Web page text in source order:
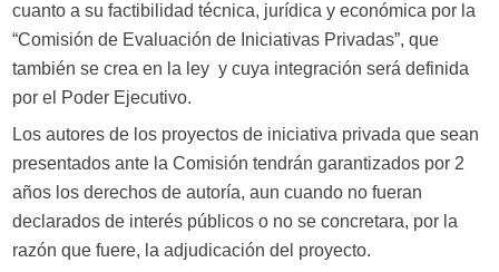
cuanto a su factibilidad técnica, jurídica y económica por la
“Comisión de Evaluación de Iniciativas Privadas”, que
también se crea en la ley y cuya integración será definida
por el Poder Ejecutivo.
Los autores de los proyectos de iniciativa privada que sean
presentados ante la Comisión tendrán garantizados por 2
años los derechos de autoría, aun cuando no fueran
declarados de interés públicos o no se concretara, por la
razón que fuere, la adjudicación del proyecto.